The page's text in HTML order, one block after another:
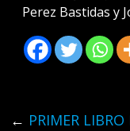
Perez Bastidas y
← PRIMER LIBRO